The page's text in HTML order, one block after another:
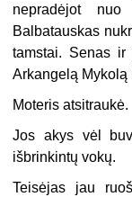
nepradėjot
Balbatauskas
tamstai. Senas
Arkangelą Mykolą
Moteris atsitraukė.
Jos akys vėl
išbrinkintų vokų.
Teisėjas jau